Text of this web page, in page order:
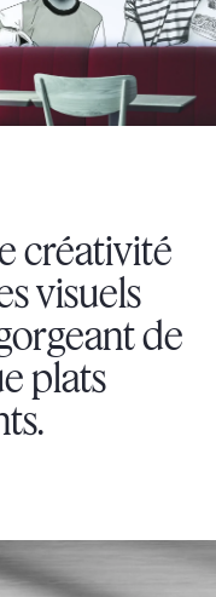
créativité
visuels
de
plats